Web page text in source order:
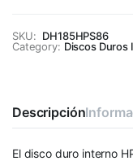
SKU: DH185HPS86
Category: Discos Duros
Descripción
El disco duro interno